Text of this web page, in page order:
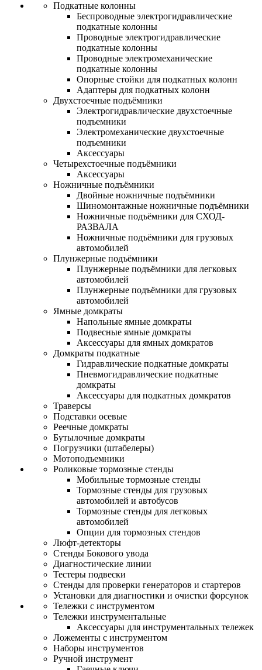
Подкатные колонны
Беспроводные электрогидравлические
подкатные колонны
Проводные электрогидравлические
подкатные колонны
Проводные электромеханические
подкатные колонны
Опорные стойки для подкатных колонн
Адаптеры для подкатных колонн
Двухстоечные подъёмники
Электрогидравлические двухстоечные
подъемники
Электромеханические двухстоечные
подъемники
Аксессуары
Четырехстоечные подъёмники
Аксессуары
Ножничные подъёмники
Двойные ножничные подъёмники
Шиномонтажные ножничные подъёмники
Ножничные подъёмники для СХОД-
РАЗВАЛА
Ножничные подъёмники для грузовых
автомобилей
Плунжерные подъёмники
Плунжерные подъёмники для легковых
автомобилей
Плунжерные подъёмники для грузовых
автомобилей
Ямные домкраты
Напольные ямные домкраты
Подвесные ямные домкраты
Аксессуары для ямных домкратов
Домкраты подкатные
Гидравлические подкатные домкраты
Пневмогидравлические подкатные
домкраты
Аксессуары для подкатных домкратов
Траверсы
Подставки осевые
Реечные домкраты
Бутылочные домкраты
Погрузчики (штабелеры)
Мотоподъемники
Роликовые тормозные стенды
Мобильные тормозные стенды
Тормозные стенды для грузовых
автомобилей и автобусов
Тормозные стенды для легковых
автомобилей
Опции для тормозных стендов
Люфт-детекторы
Стенды Бокового увода
Диагностические линии
Тестеры подвески
Стенды для проверки генераторов и стартеров
Установки для диагностики и очистки форсунок
Тележки с инструментом
Тележки инструментальные
Аксессуары для инструментальных тележек
Ложементы с инструментом
Наборы инструментов
Ручной инструмент